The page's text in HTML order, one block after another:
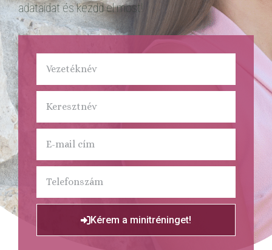
adataidat és kezdd el most!
Kérem a minitréninget!